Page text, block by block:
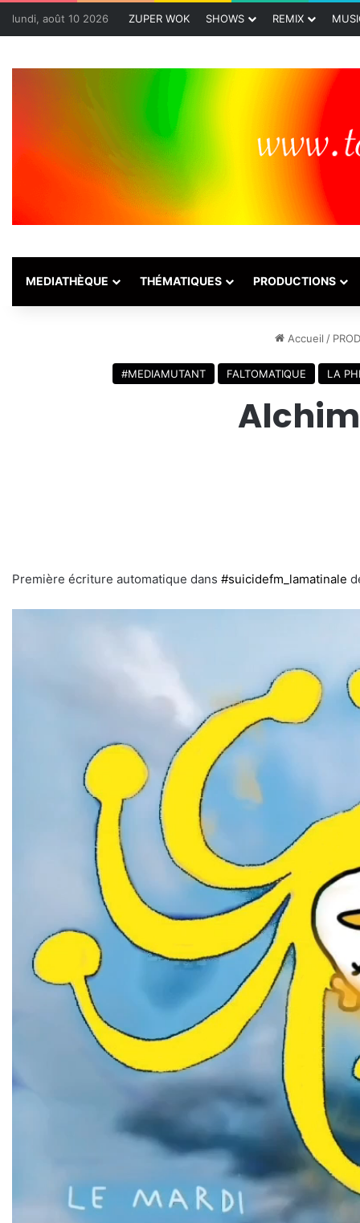
lundi, août 10 2026 ZUPER WOK SHOWS REMIX
MEDIATHÈQUE THÉMATIQUES PRODUCTIONS
Accueil /
#MEDIAMUTANT FALTOMATIQUE LA
Première écriture automatique dans #suicidefm_lamatinale